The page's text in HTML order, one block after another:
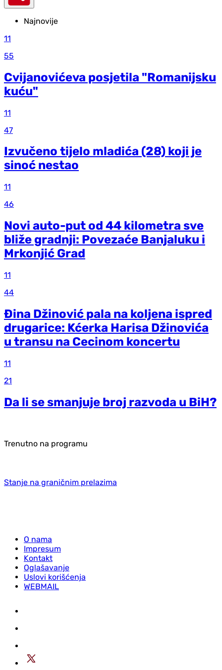
Najnovije
11
55
Cvijanovićeva posjetila "Romanijsku
kuću"
11
47
Izvučeno tijelo mladića (28) koji je
sinoć nestao
11
46
Novi auto-put od 44 kilometra sve
bliže gradnji: Povezaće Banjaluku i
Mrkonjić Grad
11
44
Đina Džinović pala na koljena ispred
drugarice: Kćerka Harisa Džinovića
u transu na Cecinom koncertu
11
21
Da li se smanjuje broj razvoda u BiH?
Trenutno na programu
Stanje na graničnim prelazima
O nama
Impresum
Kontakt
Oglašavanje
Uslovi korišćenja
WEBMAIL